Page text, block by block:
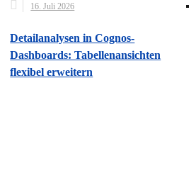
16. Juli 2026
Detailanalysen in Cognos-
Dashboards: Tabellenansichten
flexibel erweitern